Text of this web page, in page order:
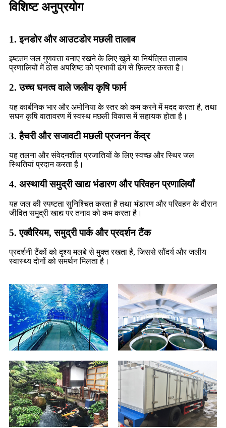
विशिष्ट अनुप्रयोग
1. इनडोर और आउटडोर मछली तालाब
इष्टतम जल गुणवत्ता बनाए रखने के लिए खुले या नियंत्रित तालाब
प्रणालियों में ठोस अपशिष्ट को प्रभावी ढंग से फ़िल्टर करता है।
2. उच्च घनत्व वाले जलीय कृषि फार्म
यह कार्बनिक भार और अमोनिया के स्तर को कम करने में मदद करता है, तथा
सघन कृषि वातावरण में स्वस्थ मछली विकास में सहायक होता है।
3. हैचरी और सजावटी मछली प्रजनन केंद्र
यह तलना और संवेदनशील प्रजातियों के लिए स्वच्छ और स्थिर जल
स्थितियां प्रदान करता है।
4. अस्थायी समुद्री खाद्य भंडारण और परिवहन प्रणालियाँ
यह जल की स्पष्टता सुनिश्चित करता है तथा भंडारण और परिवहन के दौरान
जीवित समुद्री खाद्य पर तनाव को कम करता है।
5. एक्वैरियम, समुद्री पार्क और प्रदर्शन टैंक
प्रदर्शनी टैंकों को दृश्य मलबे से मुक्त रखता है, जिससे सौंदर्य और जलीय
स्वास्थ्य दोनों को समर्थन मिलता है।